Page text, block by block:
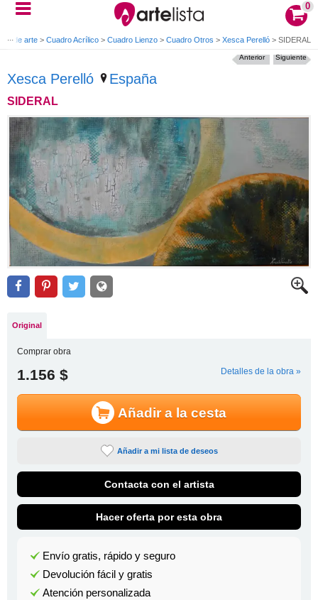
0
de arte > Cuadro Acrílico > Cuadro Lienzo > Cuadro Otros > Xesca Perelló > SIDERAL
Xesca Perelló España
SIDERAL
Siguiente
Anterior
Original
Comprar obra
1.156 $ Detalles de la obra »
Añadir a la cesta
Añadir a mi lista de deseos
Contacta con el artista
Hacer oferta por esta obra
Envío gratis, rápido y seguro
Devolución fácil y gratis
Atención personalizada